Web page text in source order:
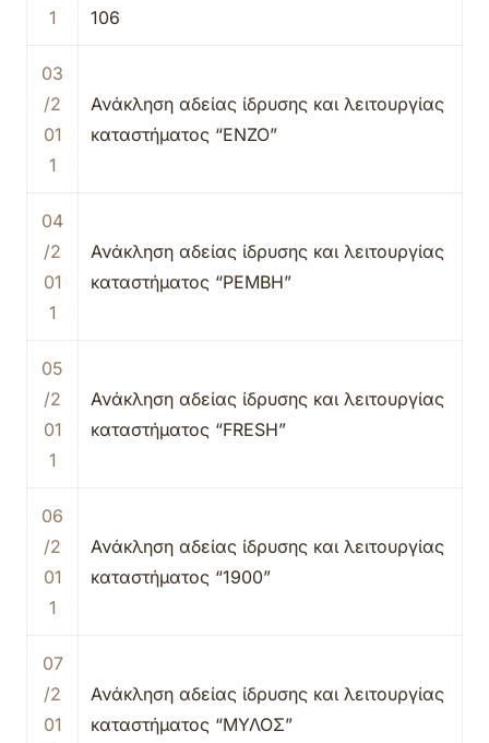
1
106
03
/2
01
1
Ανάκληση αδείας ίδρυσης και λειτουργίας
καταστήματος “ΕΝΖΟ”
04
/2
01
1
Ανάκληση αδείας ίδρυσης και λειτουργίας
καταστήματος “ΡΕΜΒΗ”
05
/2
01
1
Ανάκληση αδείας ίδρυσης και λειτουργίας
καταστήματος “FRESH”
06
/2
01
1
Ανάκληση αδείας ίδρυσης και λειτουργίας
καταστήματος “1900”
07
/2
01
Ανάκληση αδείας ίδρυσης και λειτουργίας
καταστήματος “ΜΥΛΟΣ”